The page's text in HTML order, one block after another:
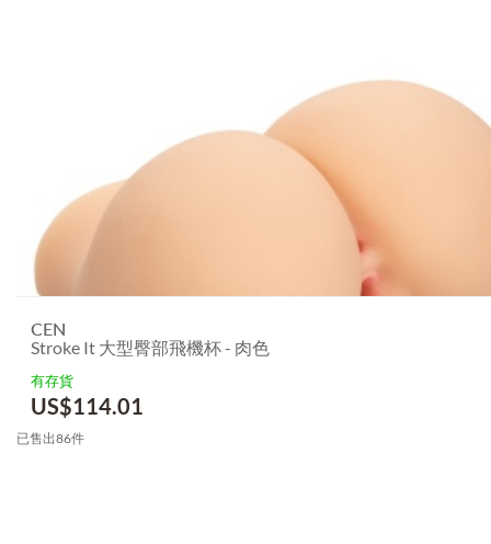
CEN
Stroke It 大型臀部飛機杯 - 肉色
有存貨
US$114.01
已售出86件